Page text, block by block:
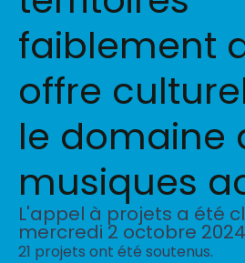
faiblement
offre
le domaine
musiques
L'appel à projets a été
mercredi 2 octobre
21 projets ont été soutenus.